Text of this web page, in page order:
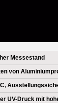
Messestand
von
UV-Druck mit